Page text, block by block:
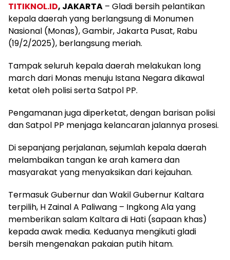
TITIKNOL.ID, JAKARTA – Gladi bersih pelantikan
kepala daerah yang berlangsung di Monumen
Nasional (Monas), Gambir, Jakarta Pusat, Rabu
(19/2/2025), berlangsung meriah.
Tampak seluruh kepala daerah melakukan long
march dari Monas menuju Istana Negara dikawal
ketat oleh polisi serta Satpol PP.
Pengamanan juga diperketat, dengan barisan polisi
dan Satpol PP menjaga kelancaran jalannya prosesi.
Di sepanjang perjalanan, sejumlah kepala daerah
melambaikan tangan ke arah kamera dan
masyarakat yang menyaksikan dari kejauhan.
Termasuk Gubernur dan Wakil Gubernur Kaltara
terpilih, H Zainal A Paliwang – Ingkong Ala yang
memberikan salam Kaltara di Hati (sapaan khas)
kepada awak media. Keduanya mengikuti gladi
bersih mengenakan pakaian putih hitam.